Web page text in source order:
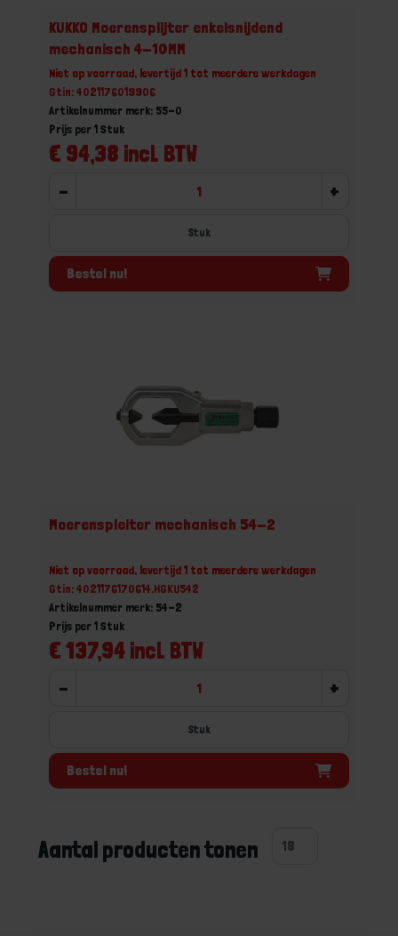
KUKKO Moerensplijter enkelsnijdend
mechanisch 4-10MM
Niet op voorraad, levertijd 1 tot meerdere werkdagen
Gtin: 4021176019906
Artikelnummer merk: 55-0
€ 94,38 incl. BTW
Prijs per 1 Stuk
- +
Stuk
Bestel nu!
Moerenspleiter mechanisch 54-2
Niet op voorraad, levertijd 1 tot meerdere werkdagen
Gtin: 4021176170614,HGKU542
Artikelnummer merk: 54-2
€ 137,94 incl. BTW
Prijs per 1 Stuk
- +
Stuk
Bestel nu!
Aantal producten tonen